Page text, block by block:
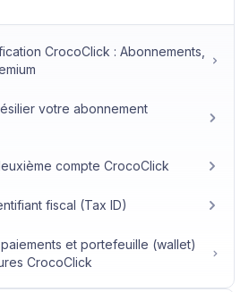
CrocoClick : Abonnements,
votre abonnement
compte CrocoClick
fiscal (Tax ID)
et portefeuille (wallet)
CrocoClick